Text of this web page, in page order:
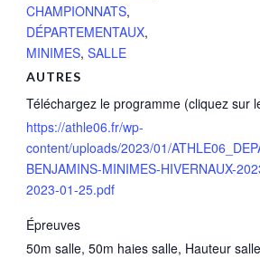
CHAMPIONNATS,
DÉPARTEMENTAUX,
MINIMES, SALLE
AUTRES
Téléchargez le programme (cliquez sur
https://athle06.fr/wp-
content/uploads/2023/01/
BENJAMINS-MINIMES-HIVERNAUX-
2023-01-25.pdf
Épreuves
50m salle, 50m haies salle, Hauteur